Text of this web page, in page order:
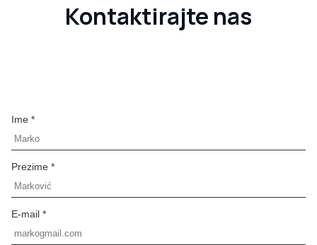
Kontaktirajte nas
Ime *
Prezime *
E-mail *